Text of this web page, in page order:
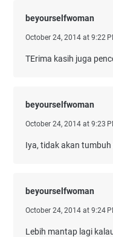
beyourselfwoman
October 24, 2014 at 9:22
TErima kasih juga
beyourselfwoman
October 24, 2014 at 9:23
Iya, tidak akan tumbuh
beyourselfwoman
October 24, 2014 at 9:24
Lebih mantap lagi